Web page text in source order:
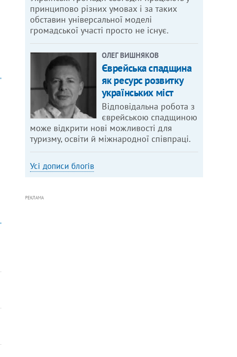
принципово різних умовах і за таких
обставин універсальної моделі
громадської участі просто не існує.
ОЛЕГ ВИШНЯКОВ
Єврейська спадщина
як ресурс розвитку
українських міст
Відповідальна робота з
єврейською спадщиною
може відкрити нові можливості для
туризму, освіти й міжнародної співпраці.
Усі дописи блогів
РЕКЛАМА